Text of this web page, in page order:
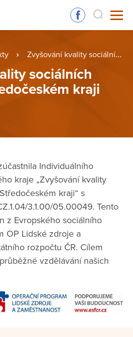
Zvyšování kvality sociálních služeb ve Středočeském kraji
sociálních
kraji
Individuálního
kraje „Zvyšování kvality
kraji“ s
3.1.00/05.00049. Tento
z Evropského sociálního
OP Lidské zdroje a
rozpočtu ČR. Cílem
vzdělávání našich